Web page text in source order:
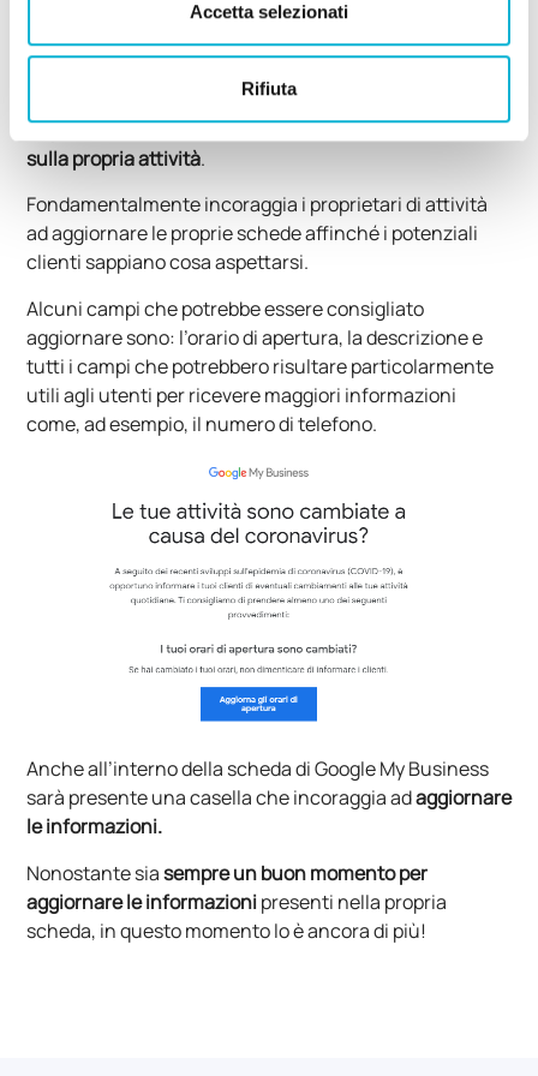
Accetta selezionati
Rifiuta
In questi giorniGoogle sta inviando delle notifiche e-
chiedendo
segnalare se il coronavirus (COVID-19) sta impattando
sulla propria attività.
Fondamentalmente incoraggia i proprietari di attività
ad aggiornare le proprie schede affinché i potenziali
clienti sappiano cosa aspettarsi.
Alcuni campi che potrebbe essere consigliato
aggiornare sono: l’orario di apertura, la descrizione e
tutti i campi che potrebbero risultare particolarmente
utili agli utenti per ricevere maggiori informazioni
come, ad esempio, il numero di telefono.
Anche all’interno della scheda di Google My Business
sarà presente una casella che incoraggia adaggiornare
le informazioni.
Nonostante siasempre un buon momento per
aggiornare le informazionipresenti nella propria
scheda, in questo momento lo è ancora di più!